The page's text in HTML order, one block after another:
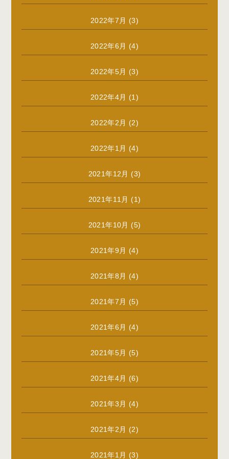
2022年7月 (3)
2022年6月 (4)
2022年5月 (3)
2022年4月 (1)
2022年2月 (2)
2022年1月 (4)
2021年12月 (3)
2021年11月 (1)
2021年10月 (5)
2021年9月 (4)
2021年8月 (4)
2021年7月 (5)
2021年6月 (4)
2021年5月 (5)
2021年4月 (6)
2021年3月 (4)
2021年2月 (2)
2021年1月 (3)